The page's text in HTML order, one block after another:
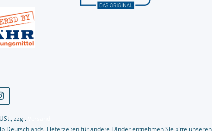
zzgl.
Deutschlands, Lieferzeiten für andere Länder entnehmen Sie bitte unseren